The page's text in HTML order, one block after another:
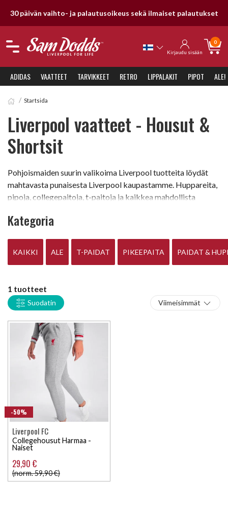
30 päivän vaihto- ja palautusoikeus sekä ilmaiset palautukset
Kirjaudu sisään
0
ADIDAS VAATTEET TARVIKKEET RETRO LIPPALAKIT PIPOT ALE!
Startsida
Liverpool vaatteet - Housut &
Shortsit
Pohjoismaiden suurin valikoima Liverpool tuotteita löydät
mahtavasta punaisesta Liverpool kaupastamme. Huppareita,
pipoja, collegepaitoja, t-paitoja ja kaikkea mahdollista
sen lähistöllä upeissa Liverbird vaatteissa. Kokoja löytyy
Kategoria
KAIKKI ALE T-PAIDAT PIKEEPAITA PAIDAT &
1 tuotteet
Suodatin Viimeisimmät
-50%
Liverpool FC
Collegehousut Harmaa -
Naiset
29,90 €
(norm. 59,90 €)